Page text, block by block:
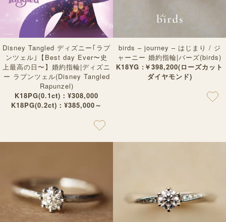
Disney Tangled ディズニー｢ラプ
ンツェル｣【Best day Ever〜史
上最高の日〜】婚約指輪|ディズニ
ー ラプンツェル(Disney Tangled
Rapunzel)
K18PG(0.1ct)：¥308,000
K18PG(0.2ct)：¥385,000～
birds – journey – はじまり / ジ
ャーニー 婚約指輪|バーズ(birds)
K18YG :￥398,200(ローズカット
ダイヤモンド)